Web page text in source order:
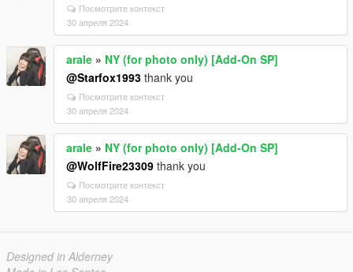
Посмотрите контекст
30 апреля 2024
arale » NY (for photo only) [Add-On SP]
@Starfox1993 thank you
Посмотрите контекст
30 апреля 2024
arale » NY (for photo only) [Add-On SP]
@WolfFire23309 thank you
Посмотрите контекст
30 апреля 2024
Designed in Alderney